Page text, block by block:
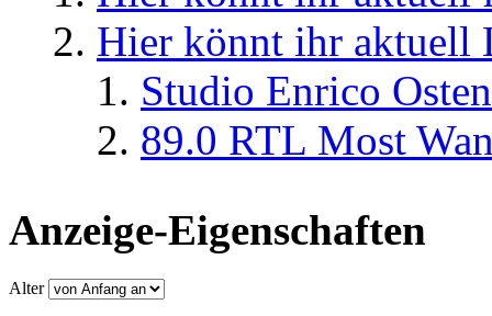
Hier könnt ihr aktuell
Studio Enrico
89.0 RTL Most
Anzeige-Eigenschaften
Alter